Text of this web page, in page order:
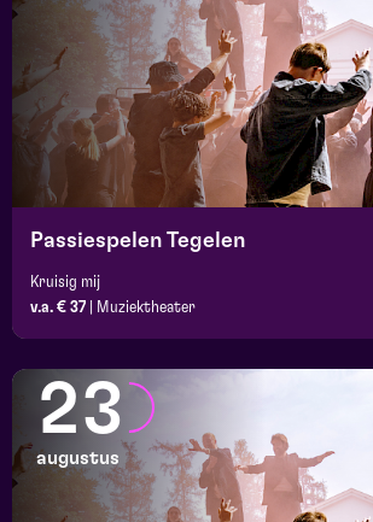
Passiespelen Tegelen
Kruisig mij
v.a. € 37
Muziektheater
23
augustus